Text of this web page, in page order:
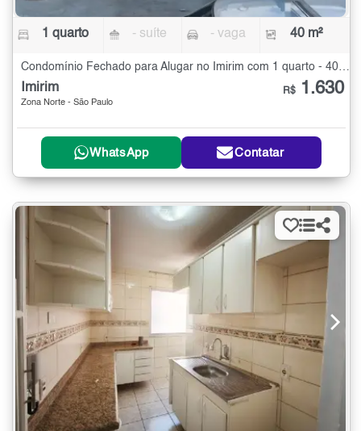
1 quarto - suíte - vaga 40 m²
Condomínio Fechado para Alugar no Imirim com 1 quarto - 40 m²
Imirim
Zona Norte - São Paulo
R$ 1.630
WhatsApp Contatar